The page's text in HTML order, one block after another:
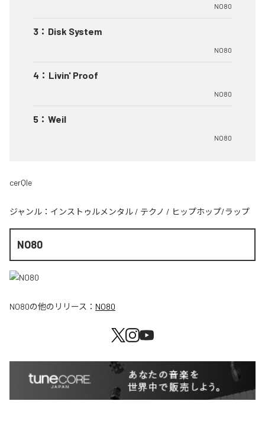
NO80
3 ： Disk System
NO80
4 ： Livin' Proof
NO80
5 ： Weil
NO80
cerQle
ジャンル： インストゥルメンタル / テクノ / ヒップホップ/ラップ
NO80
NO80の他のリリース： NO80